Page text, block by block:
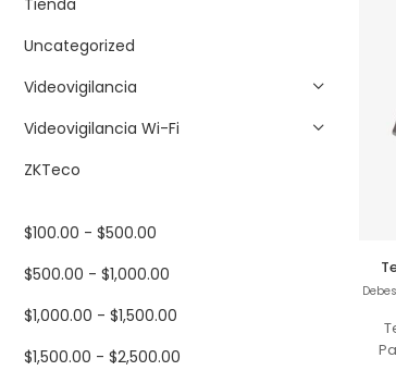
Tienda
Uncategorized
Videovigilancia
Videovigilancia Wi-Fi
ZKTeco
$100.00 - $500.00
$500.00 - $1,000.00
$1,000.00 - $1,500.00
$1,500.00 - $2,500.00